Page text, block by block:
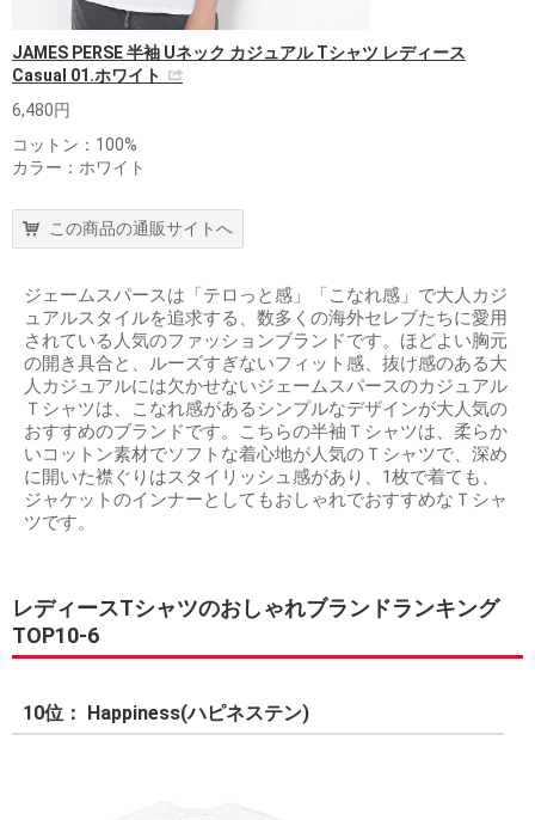
JAMES PERSE 半袖 Uネック カジュアル Tシャツ レディース
Casual 01.ホワイト
6,480円
コットン：100%
カラー：ホワイト
この商品の通販サイトへ
ジェームスパースは「テロっと感」「こなれ感」で大人カジ
ュアルスタイルを追求する、数多くの海外セレブたちに愛用
されている人気のファッションブランドです。ほどよい胸元
の開き具合と、ルーズすぎないフィット感、抜け感のある大
人カジュアルには欠かせないジェームスパースのカジュアル
Ｔシャツは、こなれ感があるシンプルなデザインが大人気の
おすすめのブランドです。こちらの半袖Ｔシャツは、柔らか
いコットン素材でソフトな着心地が人気のＴシャツで、深め
に開いた襟ぐりはスタイリッシュ感があり、1枚で着ても、
ジャケットのインナーとしてもおしゃれでおすすめなＴシャ
ツです。
レディースTシャツのおしゃれブランドランキング
TOP10-6
10位： Happiness(ハピネステン)